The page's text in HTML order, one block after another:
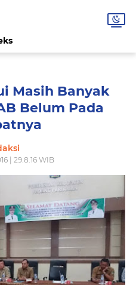
Masih Banyak
Belum Pada
| 29.8.16 WIB